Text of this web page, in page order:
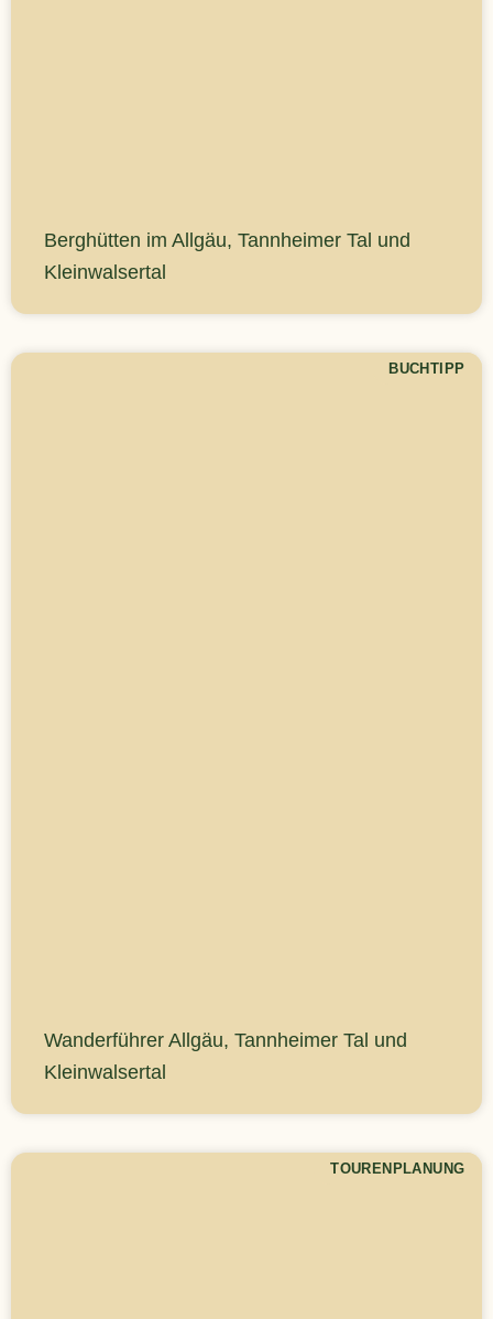
Berghütten im Allgäu, Tannheimer Tal und
Kleinwalsertal
BUCHTIPP
Wanderführer Allgäu, Tannheimer Tal und
Kleinwalsertal
TOURENPLANUNG